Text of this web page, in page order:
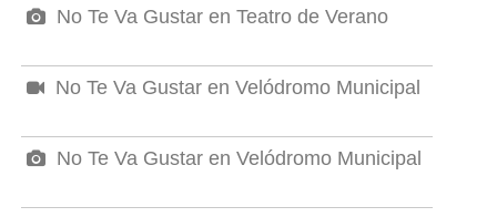
No Te Va Gustar en Teatro de Verano
No Te Va Gustar en Velódromo Municipal
No Te Va Gustar en Velódromo Municipal